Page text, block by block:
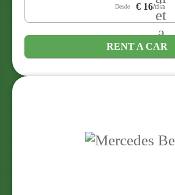
Desde € 16/día
RENT A CAR